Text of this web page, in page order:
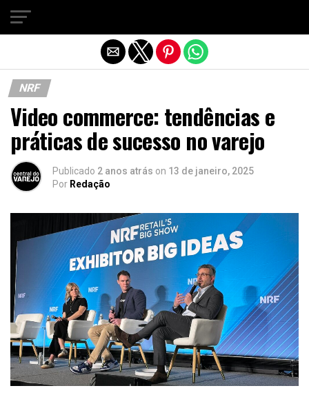
NRF
Video commerce: tendências e
práticas de sucesso no varejo
Publicado 2 anos atrás on 13 de janeiro, 2025
Por Redação